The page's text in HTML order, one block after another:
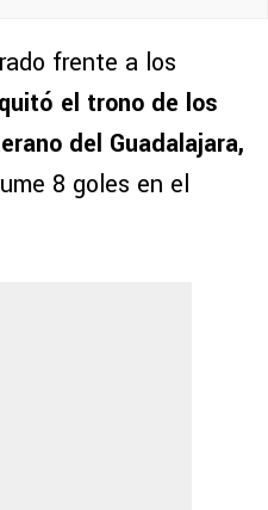
frente a los
el trono de los
del Guadalajara,
8 goles en el